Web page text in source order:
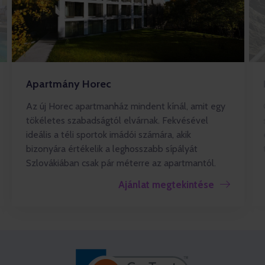
Apartmány Horec
Az új Horec apartmanház mindent kínál, amit egy
tökéletes szabadságtól elvárnak. Fekvésével
ideális a téli sportok imádói számára, akik
bizonyára értékelik a leghosszabb sípályát
Szlovákiában csak pár méterre az apartmantól.
Ajánlat megtekintése